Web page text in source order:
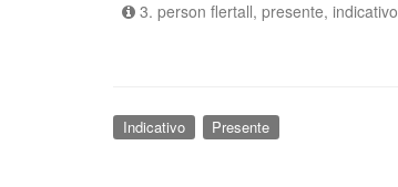
3. person flertall, presente, indicativo
Indicativo Presente